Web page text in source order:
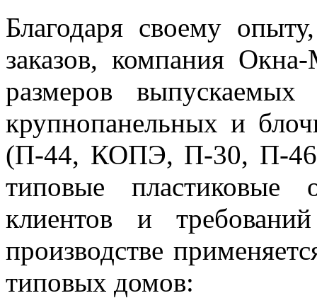
Благодаря своему
заказов, компания
размеров
крупнопанельных и
(П-44, КОПЭ, П-30, П-
типовые
клиентов и
производстве
типовых домов: